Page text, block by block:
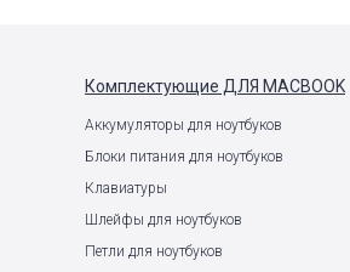
Комплектующие ДЛЯ MACBOOK
Аккумуляторы для ноутбуков
Блоки питания для ноутбуков
Клавиатуры
Шлейфы для ноутбуков
Петли для ноутбуков